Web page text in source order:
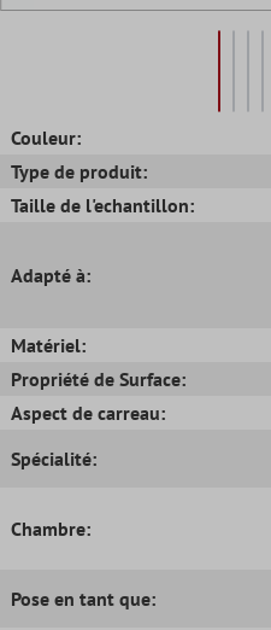
Couleur:
Type de produit:
Taille de l'echantillon:
Adapté à:
Matériel:
Propriété de Surface:
Aspect de carreau:
Spécialité:
Chambre:
Pose en tant que: